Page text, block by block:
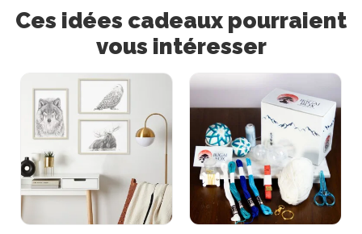
Ces idées cadeaux pourraient
vous intéresser